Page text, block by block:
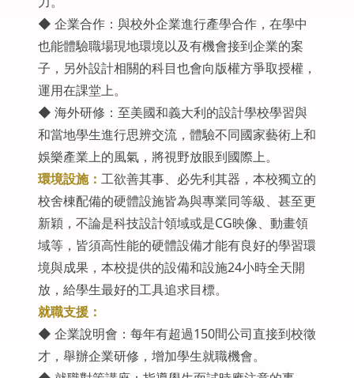
◆ 企業合作：與校外企業進行產學合作，在學中
也能體驗職場現地環境以及有機會接到企業的案
子，另外設計相關的科目也會向版權方爭取授權，
運用在課堂上。
◆ 海外研修：至美國和義大利的設計學校學習與
和當地學生進行思辨交流，體驗不同國家藝術上和
娛樂產業上的風氣，將視野放眼到國際上。
環境設施： 工欲善其事、必先利其器，本校獨立的
校舍棟配備的硬體設施皆為與專業同等級、甚至更
新穎，不論是科技設計領域或是CG映像、動畫領
域等，皆須高性能的硬體設備才能有良好的學習環
境與成果，本校提供的設備和設施24小時全天開
放，給學生最好的工具追求目標。
就職支援：
◆ 企業說明會：每年有超過150間公司直接到校徵
才，舉辦企業研修，增加學生就職機會。